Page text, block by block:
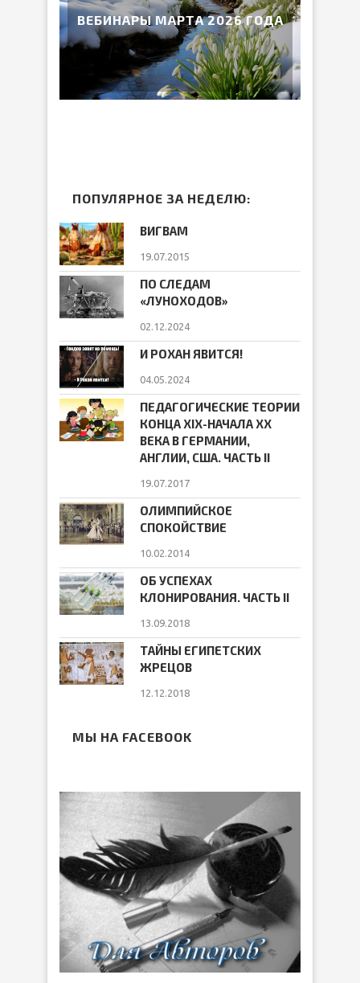
ВЕБИНАРЫ МАРТА 2026 ГОДА
ПОПУЛЯРНОЕ ЗА НЕДЕЛЮ:
ВИГВАМ
19.07.2015
ПО СЛЕДАМ
«ЛУНОХОДОВ»
02.12.2024
И РОХАН ЯВИТСЯ!
04.05.2024
ПЕДАГОГИЧЕСКИЕ ТЕОРИИ
КОНЦА ХIХ-НАЧАЛА ХХ
ВЕКА В ГЕРМАНИИ,
АНГЛИИ, США. ЧАСТЬ II
19.07.2017
ОЛИМПИЙСКОЕ
СПОКОЙСТВИЕ
10.02.2014
ОБ УСПЕХАХ
КЛОНИРОВАНИЯ. ЧАСТЬ II
13.09.2018
ТАЙНЫ ЕГИПЕТСКИХ
ЖРЕЦОВ
12.12.2018
МЫ НА FACEBOOK